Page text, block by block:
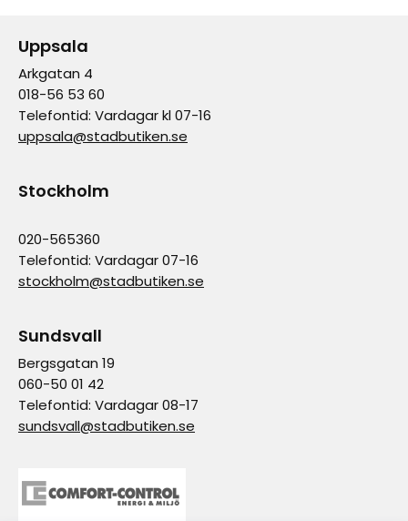
Uppsala
Arkgatan 4
018-56 53 60
Telefontid: Vardagar kl 07-16
uppsala@stadbutiken.se
Stockholm
020-565360
Telefontid: Vardagar 07-16
stockholm@stadbutiken.se
Sundsvall
Bergsgatan 19
060-50 01 42
Telefontid: Vardagar 08-17
sundsvall@stadbutiken.se